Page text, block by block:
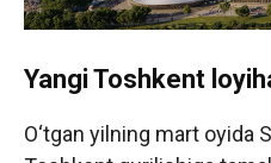
Yangi Toshkent
O‘tgan yilning mart oyida